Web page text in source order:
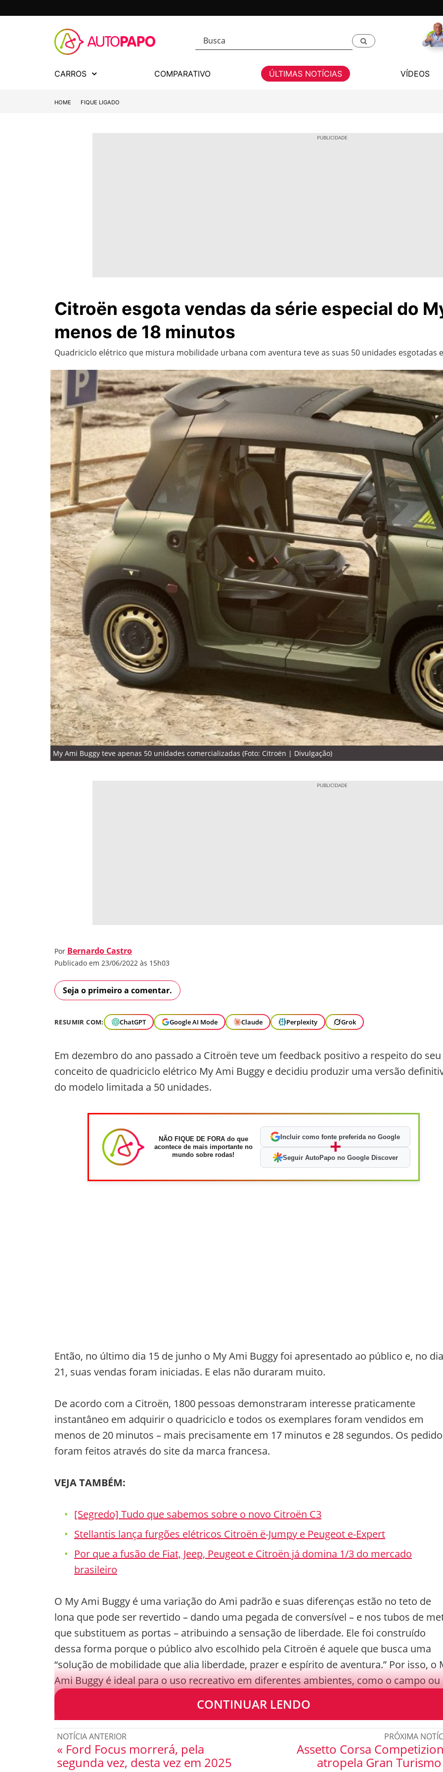
CARROS COMPARATIVO ÚLTIMAS NOTÍCIAS VÍDEOS
HOME FIQUE LIGADO
Citroën esgota vendas da série especial do
menos de 18 minutos
Quadriciclo elétrico que mistura mobilidade urbana com aventura teve as suas 50 unidades esgotadas
My Ami Buggy teve apenas 50 unidades comercializadas (Foto: Citroën | Divulgação)
Por Bernardo Castro
Publicado em 23/06/2022 às 15h03
Seja o primeiro a comentar.
RESUMIR COM: ChatGPT Google AI Mode Claude Perplexity Grok
Em dezembro do ano passado a Citroën teve um feedback positivo a respeito do seu
conceito de quadriciclo elétrico My Ami Buggy e decidiu produzir uma versão
do modelo limitada a 50 unidades.
NÃO FIQUE DE FORA do que
acontece de mais importante no
mundo sobre rodas!
Incluir como fonte preferida no Google
+
Seguir AutoPapo no Google Discover
Então, no último dia 15 de junho o My Ami Buggy foi apresentado ao público e, no dia
21, suas vendas foram iniciadas. E elas não duraram muito.
De acordo com a Citroën, 1800 pessoas demonstraram interesse praticamente
instantâneo em adquirir o quadriciclo e todos os exemplares foram vendidos em
menos de 20 minutos – mais precisamente em 17 minutos e 28 segundos. Os
foram feitos através do site da marca francesa.
VEJA TAMBÉM:
[Segredo] Tudo que sabemos sobre o novo Citroën C3
Stellantis lança furgões elétricos Citroën ë-Jumpy e Peugeot e-Expert
Por que a fusão de Fiat, Jeep, Peugeot e Citroën já domina 1/3 do mercado
brasileiro
O My Ami Buggy é uma variação do Ami padrão e suas diferenças estão no teto de
lona que pode ser revertido – dando uma pegada de conversível – e nos tubos de
que substituem as portas – atribuindo a sensação de liberdade. Ele foi construído
dessa forma porque o público alvo escolhido pela Citroën é aquele que busca uma
“solução de mobilidade que alia liberdade, prazer e espírito de aventura.” Por isso, o
Ami Buggy é ideal para o uso recreativo em diferentes ambientes, como o campo ou
praias.
CONTINUAR LENDO
PRÓXIMA
Assetto Corsa
atropela Gran
NOTÍCIA ANTERIOR
« Ford Focus morrerá, pela
segunda vez, desta vez em 2025